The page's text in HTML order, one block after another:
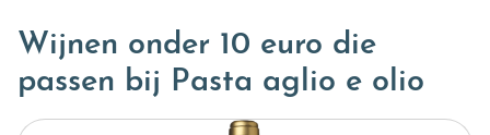
Wijnen onder 10 euro die
passen bij Pasta aglio e olio